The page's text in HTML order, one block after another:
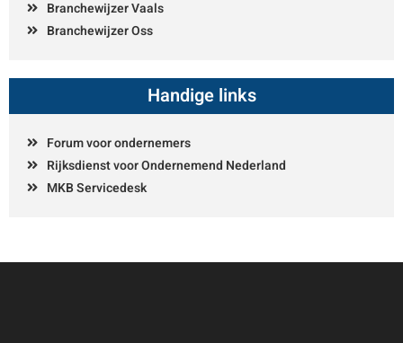
Branchewijzer Vaals
Branchewijzer Oss
Handige links
Forum voor ondernemers
Rijksdienst voor Ondernemend Nederland
MKB Servicedesk